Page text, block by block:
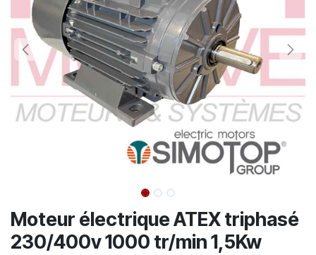
Moteur électrique ATEX triphasé
230/400v 1000 tr/min 1,5Kw